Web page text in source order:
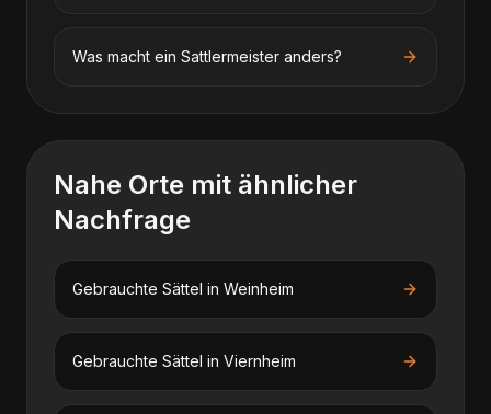
Was macht ein Sattlermeister anders?
Nahe Orte mit ähnlicher
Nachfrage
Gebrauchte Sättel in Weinheim
Gebrauchte Sättel in Viernheim